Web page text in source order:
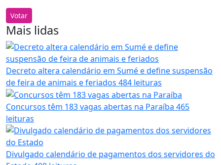
Votar
Mais lidas
Decreto altera calendário em Sumé e define suspensão
de feira de animais e feriados 484 leituras
Concursos têm 183 vagas abertas na Paraíba 465
leituras
Divulgado calendário de pagamentos dos servidores do